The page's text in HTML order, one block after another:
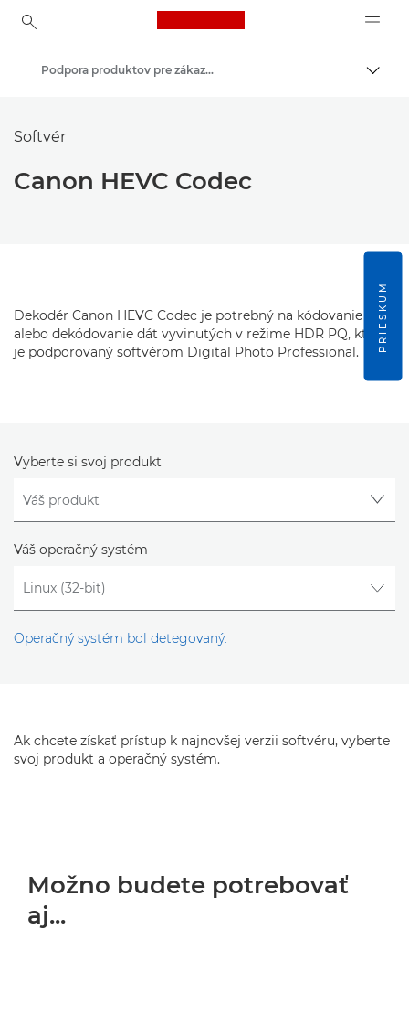
Canon Logo, back to
Podpora produktov pre zákazníkov
Softvér
Canon HEVC Codec
Dekodér Canon HEVC Codec je potrebný na kódovanie
alebo dekódovanie dát vyvinutých v režime HDR PQ, ktorý
je podporovaný softvérom Digital Photo Professional.
Vyberte si svoj produkt
Váš operačný systém
Operačný systém bol detegovaný.
Ak chcete získať prístup k najnovšej verzii softvéru, vyberte
svoj produkt a operačný systém.
Možno budete potrebovať
aj...
PRIESKUM